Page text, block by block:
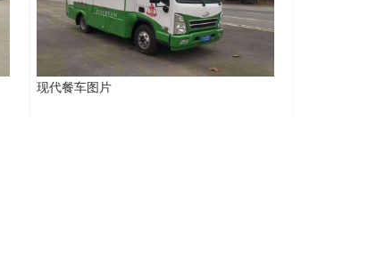
现代餐车图片